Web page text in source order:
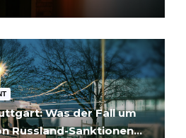
Was der Fall um
Russland-Sanktionen